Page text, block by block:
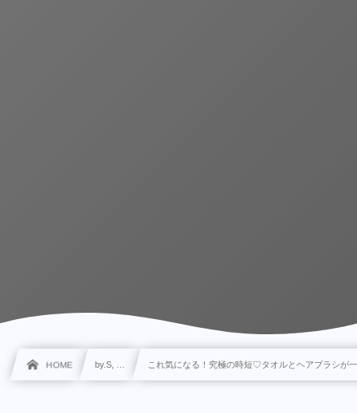
HOME by.S, … これ気になる！究極の時短♡タオルとヘアブラシが